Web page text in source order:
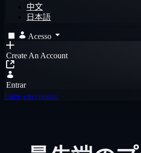
中文
日本語
Acesso
Create An Account
Entrar
Entre em contato